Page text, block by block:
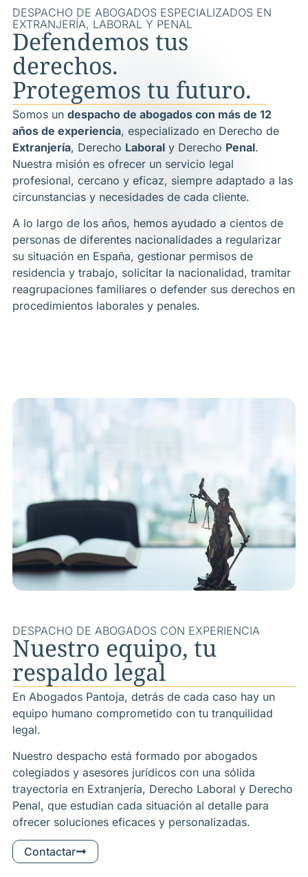
DESPACHO DE ABOGADOS ESPECIALIZADOS EN
EXTRANJERÍA, LABORAL Y PENAL
Defendemos tus
derechos.
Protegemos tu futuro.
Somos un despacho de abogados con más de 12
años de experiencia, especializado en Derecho de
Extranjería, Derecho Laboraly Derecho Penal.
Nuestra misión es ofrecer un servicio legal
profesional, cercano y eficaz, siempre adaptado a las
circunstancias y necesidades de cada cliente.
A lo largo de los años, hemos ayudado a cientos de
personas de diferentes nacionalidades a regularizar
su situación en España, gestionar permisos de
residencia y trabajo, solicitar la nacionalidad, tramitar
reagrupaciones familiares o defender sus derechos en
procedimientos laborales y penales.
DESPACHO DE ABOGADOS CON EXPERIENCIA
Nuestro equipo, tu
respaldo legal
En Abogados Pantoja, detrás de cada caso hay un
equipo humano comprometido con tu tranquilidad
legal.
Nuestro despacho está formado por abogados
colegiados y asesores jurídicos con una sólida
trayectoria en Extranjería, Derecho Laboral y Derecho
Penal, que estudian cada situación al detalle para
ofrecer soluciones eficaces y personalizadas.
Contactar